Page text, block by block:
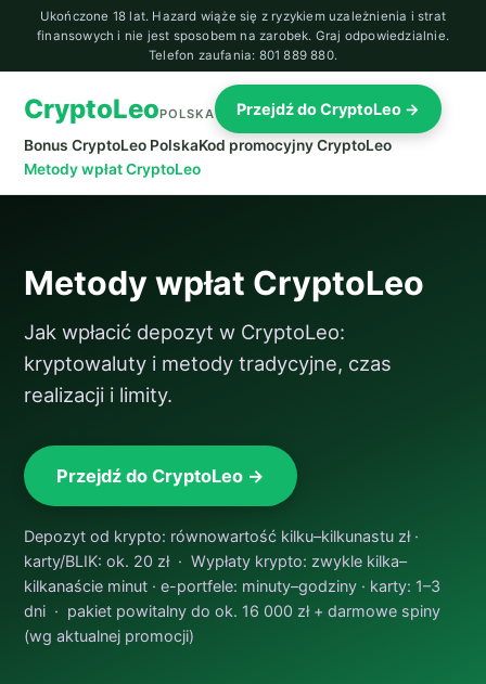
Ukończone 18 lat. Hazard wiąże się z ryzykiem uzależnienia i strat
finansowych i nie jest sposobem na zarobek. Graj odpowiedzialnie.
Telefon zaufania: 801 889 880.
CryptoLeoPOLSKA
Bonus CryptoLeo PolskaKod promocyjny CryptoLeo
Metody wpłat CryptoLeo
Przejdź do CryptoLeo →
Metody wpłat CryptoLeo
Jak wpłacić depozyt w CryptoLeo:
kryptowaluty i metody tradycyjne, czas
realizacji i limity.
Przejdź do CryptoLeo →
Depozyt od krypto: równowartość kilku–kilkunastu zł ·
karty/BLIK: ok. 20 zł · Wypłaty krypto: zwykle kilka–
kilkanaście minut · e-portfele: minuty–godziny · karty: 1–3
dni · pakiet powitalny do ok. 16 000 zł + darmowe spiny
(wg aktualnej promocji)